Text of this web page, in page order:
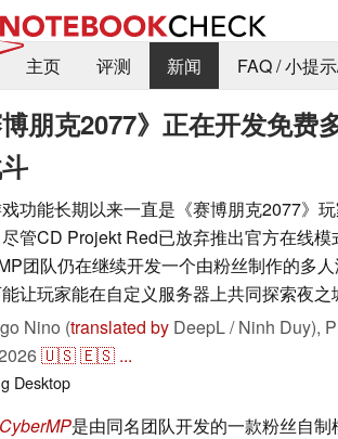
主页
评测 新闻 FAQ / 小提
博朋克2077》正在开发免
功能长期以来一直是《赛博朋克2077》
管CD Projekt Red已放弃推出官方在线模
团队仍在继续开发一个由粉丝制作的多
让玩家能在自定义服务器上共同探索夜之
Nino (translated by DeepL / Ninh Duy),
🇺🇸🇪🇸 ...
Desktop
CyberMP是由同名团队开发的一款粉丝自